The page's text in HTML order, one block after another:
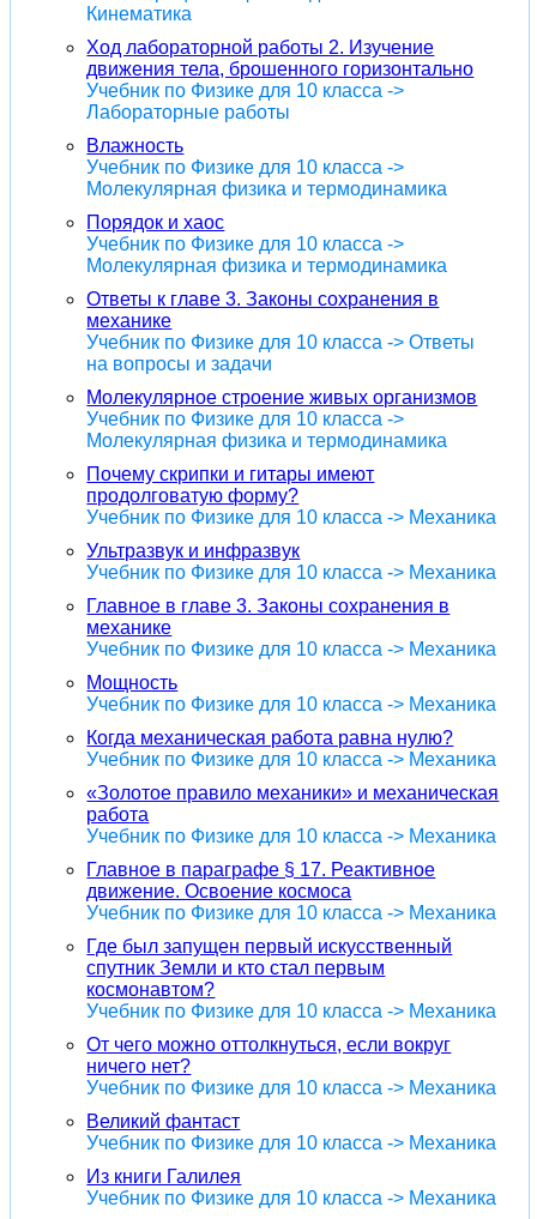
Кинематика
Ход лабораторной работы 2. Изучение
движения тела, брошенного горизонтально
Учебник по Физике для 10 класса ->
Лабораторные работы
Влажность
Учебник по Физике для 10 класса ->
Молекулярная физика и термодинамика
Порядок и хаос
Учебник по Физике для 10 класса ->
Молекулярная физика и термодинамика
Ответы к главе 3. Законы сохранения в
механике
Учебник по Физике для 10 класса -> Ответы
на вопросы и задачи
Молекулярное строение живых организмов
Учебник по Физике для 10 класса ->
Молекулярная физика и термодинамика
Почему скрипки и гитары имеют
продолговатую форму?
Учебник по Физике для 10 класса -> Механика
Ультразвук и инфразвук
Учебник по Физике для 10 класса -> Механика
Главное в главе 3. Законы сохранения в
механике
Учебник по Физике для 10 класса -> Механика
Мощность
Учебник по Физике для 10 класса -> Механика
Когда механическая работа равна нулю?
Учебник по Физике для 10 класса -> Механика
«Золотое правило механики» и механическая
работа
Учебник по Физике для 10 класса -> Механика
Главное в параграфе § 17. Реактивное
движение. Освоение космоса
Учебник по Физике для 10 класса -> Механика
Где был запущен первый искусственный
спутник Земли и кто стал первым
космонавтом?
Учебник по Физике для 10 класса -> Механика
От чего можно оттолкнуться, если вокруг
ничего нет?
Учебник по Физике для 10 класса -> Механика
Великий фантаст
Учебник по Физике для 10 класса -> Механика
Из книги Галилея
Учебник по Физике для 10 класса -> Механика